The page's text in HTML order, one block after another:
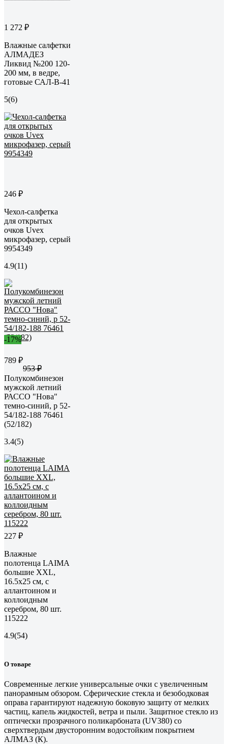
1 272 ₽
Влажные салфетки
АЛМАДЕЗ
Ликвид №200 120-
200 мм, в ведре,
готовые САЛ-В-41
5(6)
246 ₽
Чехол-салфетка
для открытых
очков Uvex
микрофазер, серый
9954349
4.9(11)
-17%
789 ₽
953 ₽
Полукомбинезон
мужской летний
РАССО "Нова"
темно-синий, р 52-
54/182-188 76461
(52/182)
3.4(5)
227 ₽
Влажные
полотенца LAIMA
большие XXL,
16.5x25 см, с
аллантоином и
коллоидным
серебром, 80 шт.
115222
4.9(54)
О товаре
Современные легкие универсальные очки с увеличенным
панорамным обзором. Сферические стекла и безободковая
оправа гарантируют надежную боковую защиту от мелких
частиц, капель жидкостей, ветра и пыли. Защитное стекло из
оптически прозрачного поликарбоната (UV380) со
сверхтвердым двусторонним водостойким покрытием
АЛМАЗ (К).